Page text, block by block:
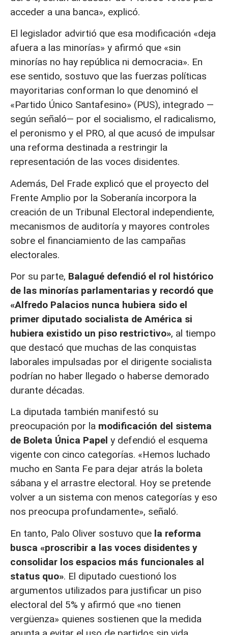
acceder a una banca», explicó.
El legislador advirtió que esa modificación «deja
afuera a las minorías» y afirmó que «sin
minorías no hay república ni democracia». En
ese sentido, sostuvo que las fuerzas políticas
mayoritarias conforman lo que denominó el
«Partido Único Santafesino» (PUS), integrado —
según señaló— por el socialismo, el radicalismo,
el peronismo y el PRO, al que acusó de impulsar
una reforma destinada a restringir la
representación de las voces disidentes.
Además, Del Frade explicó que el proyecto del
Frente Amplio por la Soberanía incorpora la
creación de un Tribunal Electoral independiente,
mecanismos de auditoría y mayores controles
sobre el financiamiento de las campañas
electorales.
Por su parte, Balagué defendió el rol histórico
de las minorías parlamentarias y recordó que
«Alfredo Palacios nunca hubiera sido el
primer diputado socialista de América si
hubiera existido un piso restrictivo», al tiempo
que destacó que muchas de las conquistas
laborales impulsadas por el dirigente socialista
podrían no haber llegado o haberse demorado
durante décadas.
La diputada también manifestó su
preocupación por la modificación del sistema
de Boleta Única Papel y defendió el esquema
vigente con cinco categorías. «Hemos luchado
mucho en Santa Fe para dejar atrás la boleta
sábana y el arrastre electoral. Hoy se pretende
volver a un sistema con menos categorías y eso
nos preocupa profundamente», señaló.
En tanto, Palo Oliver sostuvo que la reforma
busca «proscribir a las voces disidentes y
consolidar los espacios más funcionales al
status quo». El diputado cuestionó los
argumentos utilizados para justificar un piso
electoral del 5% y afirmó que «no tienen
vergüenza» quienes sostienen que la medida